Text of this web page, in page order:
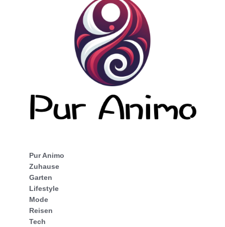
Pur Animo
Zuhause
Garten
Lifestyle
Mode
Reisen
Tech